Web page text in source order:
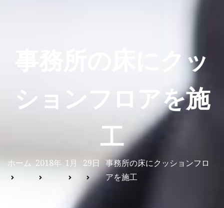
事務所の床にクッ
ションフロアを施
工
ホーム 2018年 1月 29日
事務所の床にクッションフロ
アを施工